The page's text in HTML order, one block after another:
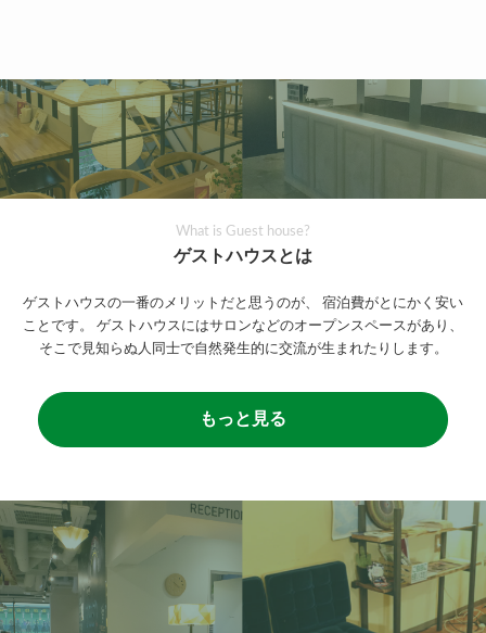
What is Guest house?
ゲストハウスとは
ゲストハウスの一番のメリットだと思うのが、
宿泊費がとにかく安い
ことです。
ゲストハウスにはサロンなどのオープンスペースがあり、
そこで見知らぬ人同士で自然発生的に交流が生まれたりします。
もっと見る